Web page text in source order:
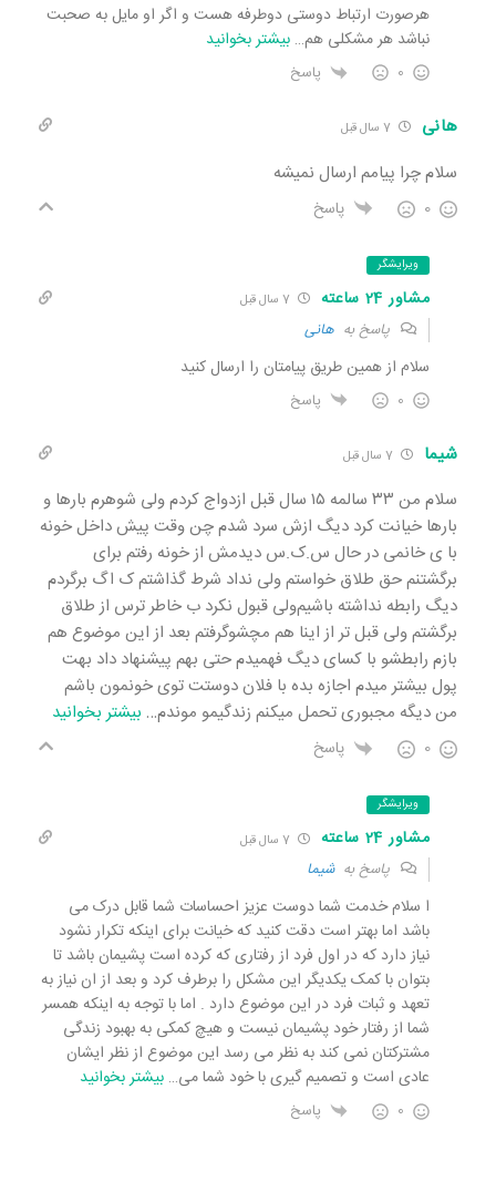
هرصورت ارتباط دوستی دوطرفه هست و اگر او مایل به صحبت
نباشد هر مشکلی هم… بیشتر بخوانید
0 پاسخ
هانی
سلام چرا پیامم ارسال نمیشه
0 پاسخ
ویرایشگر
مشاور 24 ساعته
پاسخ به هانی
سلام از همین طریق پیامتان را ارسال کنید
0 پاسخ
شیما
سلام من ۳۳ سالمه ۱۵ سال قبل ازدواج کردم ولی شوهرم بارها و
بارها خیانت کرد دیگ ازش سرد شدم چن وقت پیش داخل خونه
با ی خانمی در حال س.ک.س دیدمش از خونه رفتم برای
برگشتنم حق طلاق خواستم ولی نداد شرط گذاشتم ک اگ برگردم
دیگ رابطه نداشته باشیم‌ولی قبول نکرد ب خاطر ترس از طلاق
برگشتم ولی قبل تر از اینا هم مچشو‌گرفتم بعد از این موضوع هم
بازم رابطشو با کسای دیگ فهمیدم حتی بهم پیشنهاد داد بهت
پول بیشتر میدم اجازه بده با فلان دوستت توی خونمون باشم
من دیگه مجبوری تحمل میکنم زندگیمو موندم… بیشتر بخوانید
0 پاسخ
ویرایشگر
مشاور 24 ساعته
پاسخ بهشیما
ا سلام خدمت شما دوست عزیز احساسات شما قابل درک می
باشد اما بهتر است دقت کنید که خیانت برای اینکه تکرار نشود
نیاز دارد که در اول فرد از رفتاری که کرده است پشیمان باشد تا
بتوان با کمک یکدیگر این مشکل را برطرف کرد و بعد از ان نیاز به
تعهد و ثبات فرد در این موضوع دارد . اما با توجه به اینکه همسر
شما از رفتار خود پشیمان نیست و هیچ کمکی به بهبود زندگی
مشترکتان نمی کند به نظر می رسد این موضوع از نظر ایشان
عادی است و تصمیم گیری با خود شما می… بیشتر بخوانید
0 پاسخ